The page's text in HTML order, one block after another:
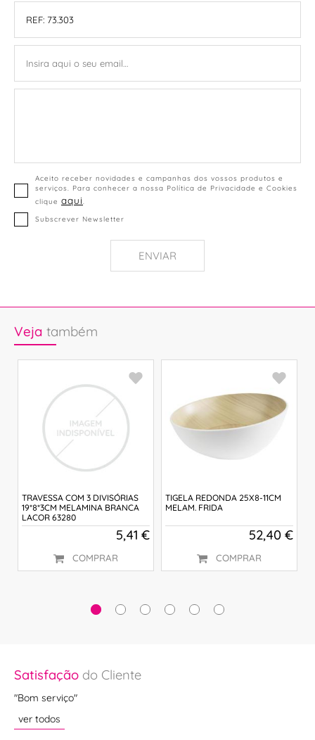
Aceito receber novidades e campanhas dos vossos produtos e
serviços. Para conhecer a nossa Política de Privacidade e Cookies
clique aqui.
Subscrever Newsletter
ENVIAR
Veja também
TRAVESSA COM 3 DIVISÓRIAS
19*8*3CM MELAMINA BRANCA
LACOR 63280
5,41 €
COMPRAR
TIGELA REDONDA 25X8-11CM
MELAM. FRIDA
52,40 €
COMPRAR
Satisfação do Cliente
"Bom serviço"
ver todos